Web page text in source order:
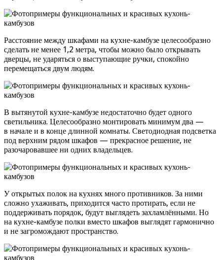
Расстояние между шкафами на кухне-камбузе целесообразно
сделать не менее 1,2 метра, чтобы можно было открывать
дверцы, не ударяться о выступающие ручки, спокойно
перемещаться двум людям.
В вытянутой кухне-камбузе недостаточно будет одного
светильника. Целесообразно монтировать минимум два —
в начале и в конце длинной комнаты. Светодиодная подсветка
под верхним рядом шкафов — прекрасное решение, не
разочаровавшее ни одних владельцев.
У открытых полок на кухнях много противников. За ними
сложно ухаживать, приходится часто протирать, если не
поддерживать порядок, будут выглядеть захламлёнными. Но
на кухне-камбузе полки вместо шкафов выглядят гармонично
и не загромождают пространство.